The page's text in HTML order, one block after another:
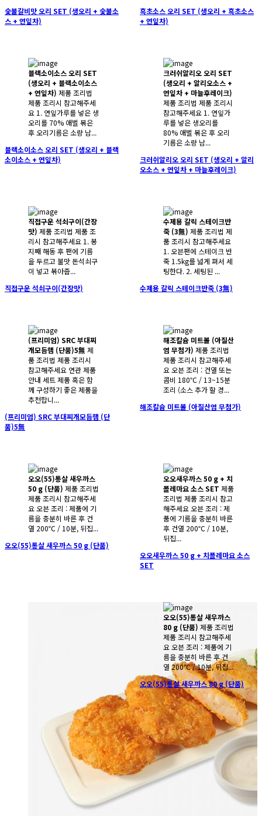
숯불갈비맛 오리 SET (생오리 + 숯불소
스 + 연잎차)
흑초소스 오리 SET (생오리 + 흑초소스
+ 연잎차)
블랙소이소스 오리 SET
(생오리 + 블랙소이소스
+ 연잎차) 제품 조리법
제품 조리시 참고해주세
요 1. 연잎가루를 넣은 생
오리를 70% 애벌 볶은
후 오리기름은 소량 남...
블랙소이소스 오리 SET (생오리 + 블랙
소이소스 + 연잎차)
크러쉬알리오 오리 SET
(생오리 + 알리오소스 +
연잎차 + 마늘후레이크)
제품 조리법 제품 조리시
참고해주세요 1. 연잎가
루를 넣은 생오리를
80% 애벌 볶은 후 오리
기름은 소량 남...
크러쉬알리오 오리 SET (생오리 + 알리
오소스 + 연잎차 + 마늘후레이크)
직접구운 석쇠구이(간장
맛) 제품 조리법 제품 조
리시 참고해주세요 1. 봉
지째 해동 후 팬에 기름
을 두르고 불맛 돈석쇠구
이 넣고 볶아줍...
직접구운 석쇠구이(간장맛)
수제용 갈릭 스테이크반
죽 (3無) 제품 조리법 제
품 조리시 참고해주세요
1. 오븐팬에 스테이크 반
죽 1.5kg를 넓게 펴서 세
팅한다. 2. 세팅된 ...
수제용 갈릭 스테이크반죽 (3無)
(프리미엄) SRC 부대찌
개모듬햄 (단품)5無 제
품 조리법 제품 조리시
참고해주세요 연관 제품
안내 세트 제품 혹은 함
께 구성하기 좋은 제품을
추천합니...
(프리미엄) SRC 부대찌개모듬햄 (단
품)5無
해조칼슘 미트볼 (아질산
염 무첨가) 제품 조리법
제품 조리시 참고해주세
요 오븐 조리 : 건열 또는
콤비 180℃ / 13~15분
조리 (소스 추가 할 경...
해조칼슘 미트볼 (아질산염 무첨가)
오오(55)통살 새우까스
50 g (단품) 제품 조리법
제품 조리시 참고해주세
요 오븐 조리 : 제품에 기
름을 충분히 바른 후 건
열 200℃ / 10분, 뒤집...
오오(55)통살 새우까스 50 g (단품)
오오새우까스 50 g + 치
폴레마요 소스 SET 제품
조리법 제품 조리시 참고
해주세요 오븐 조리 : 제
품에 기름을 충분히 바른
후 건열 200℃ / 10분,
뒤집...
오오새우까스 50 g + 치폴레마요 소스
SET
오오(55)통살 새우까스
80 g (단품) 제품 조리법
제품 조리시 참고해주세
요 오븐 조리 : 제품에 기
름을 충분히 바른 후 건
열 200℃ / 10분, 뒤집...
오오(55)통살 새우까스 80 g (단품)